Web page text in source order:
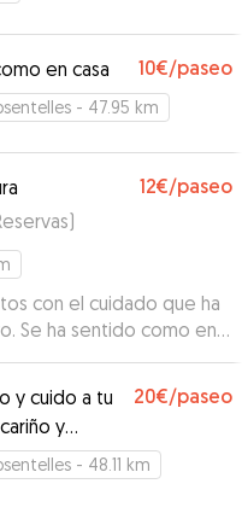
en casa 10€/paseo
- 47.95 km
12€/paseo
)
con el cuidado que ha
Se ha sentido como en
y bien atendido
Nos ha mantenido
fotos, lo que nos
”
y cuido a tu
y
20€/paseo
- 48.11 km